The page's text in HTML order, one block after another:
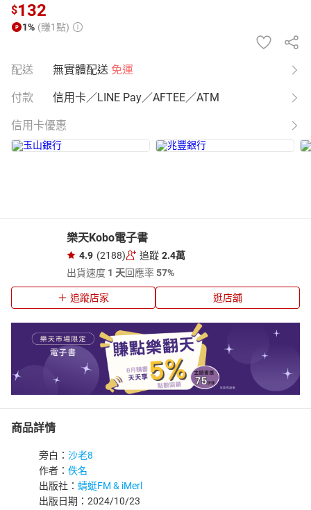
$132
1% (賺1點)
配送 無實體配送 免運
付款 信用卡／LINE Pay／AFTEE／ATM
信用卡優惠
樂天Kobo電子書
4.9 (2188) 追蹤 2.4萬
出貨速度 1 天回應率57%
追蹤店家 逛店舖
商品詳情
旁白： 沙老8
作者： 佚名
出版社： 蜻蜓FM & iMerl
出版日期：2024/10/23